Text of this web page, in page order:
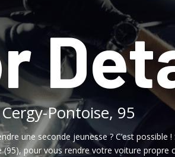
Pontoise, 95
une seconde jeunesse ? C’est possible
(95), pour vous rendre votre voiture propre